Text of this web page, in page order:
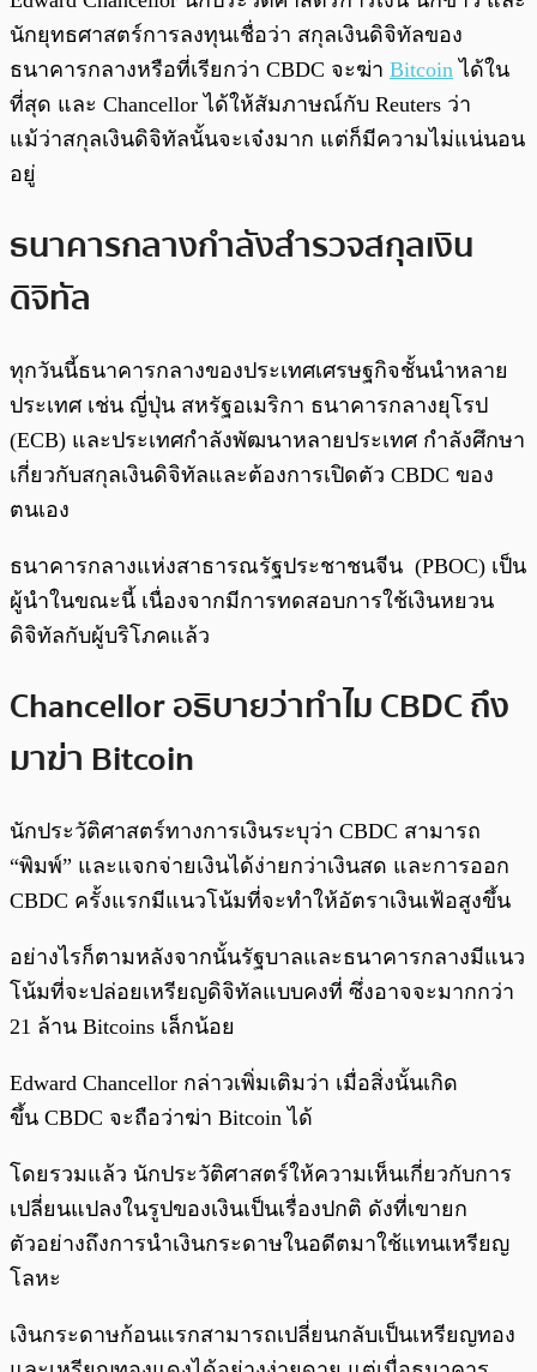
นักยุทธศาสตร์การลงทุนเชื่อว่า สกุลเงินดิจิทัลของ
ธนาคารกลางหรือที่เรียกว่า CBDC จะฆ่า Bitcoin ได้ใน
ที่สุด และ Chancellor ได้ให้สัมภาษณ์กับ Reuters ว่า
แม้ว่าสกุลเงินดิจิทัลนั้นจะเจ๋งมาก แต่ก็มีความไม่แน่นอน
อยู่
ธนาคารกลางกำลังสำรวจสกุลเงิน
ดิจิทัล
ทุกวันนี้ธนาคารกลางของประเทศเศรษฐกิจชั้นนำหลาย
ประเทศ เช่น ญี่ปุ่น สหรัฐอเมริกา ธนาคารกลางยุโรป
(ECB) และประเทศกำลังพัฒนาหลายประเทศ กำลังศึกษา
เกี่ยวกับสกุลเงินดิจิทัลและต้องการเปิดตัว CBDC ของ
ตนเอง
ธนาคารกลางแห่งสาธารณรัฐประชาชนจีน (PBOC) เป็น
ผู้นำในขณะนี้ เนื่องจากมีการทดสอบการใช้เงินหยวน
ดิจิทัลกับผู้บริโภคแล้ว
Chancellor อธิบายว่าทำไม CBDC ถึง
มาฆ่า Bitcoin
นักประวัติศาสตร์ทางการเงินระบุว่า CBDC สามารถ
“พิมพ์” และแจกจ่ายเงินได้ง่ายกว่าเงินสด และการออก
CBDC ครั้งแรกมีแนวโน้มที่จะทำให้อัตราเงินเฟ้อสูงขึ้น
อย่างไรก็ตามหลังจากนั้นรัฐบาลและธนาคารกลางมีแนว
โน้มที่จะปล่อยเหรียญดิจิทัลแบบคงที่ ซึ่งอาจจะมากกว่า
21 ล้าน Bitcoins เล็กน้อย
Edward Chancellor กล่าวเพิ่มเติมว่า เมื่อสิ่งนั้นเกิด
ขึ้น CBDC จะถือว่าฆ่า Bitcoin ได้
โดยรวมแล้ว นักประวัติศาสตร์ให้ความเห็นเกี่ยวกับการ
เปลี่ยนแปลงในรูปของเงินเป็นเรื่องปกติ ดังที่เขายก
ตัวอย่างถึงการนำเงินกระดาษในอดีตมาใช้แทนเหรียญ
โลหะ
เงินกระดาษก้อนแรกสามารถเปลี่ยนกลับเป็นเหรียญทอง